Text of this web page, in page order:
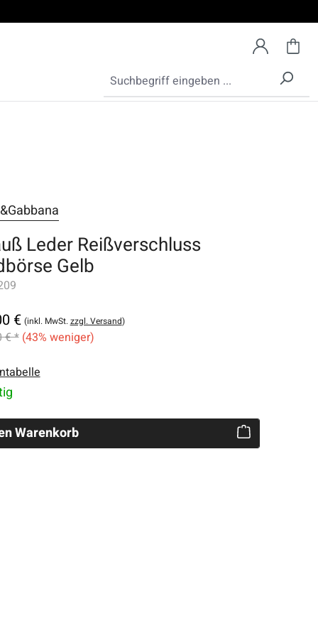
Leder Reißverschluss
Gelb
€ (inkl. MwSt.zzgl. Versand)
€ * (43% weniger)
Warenkorb